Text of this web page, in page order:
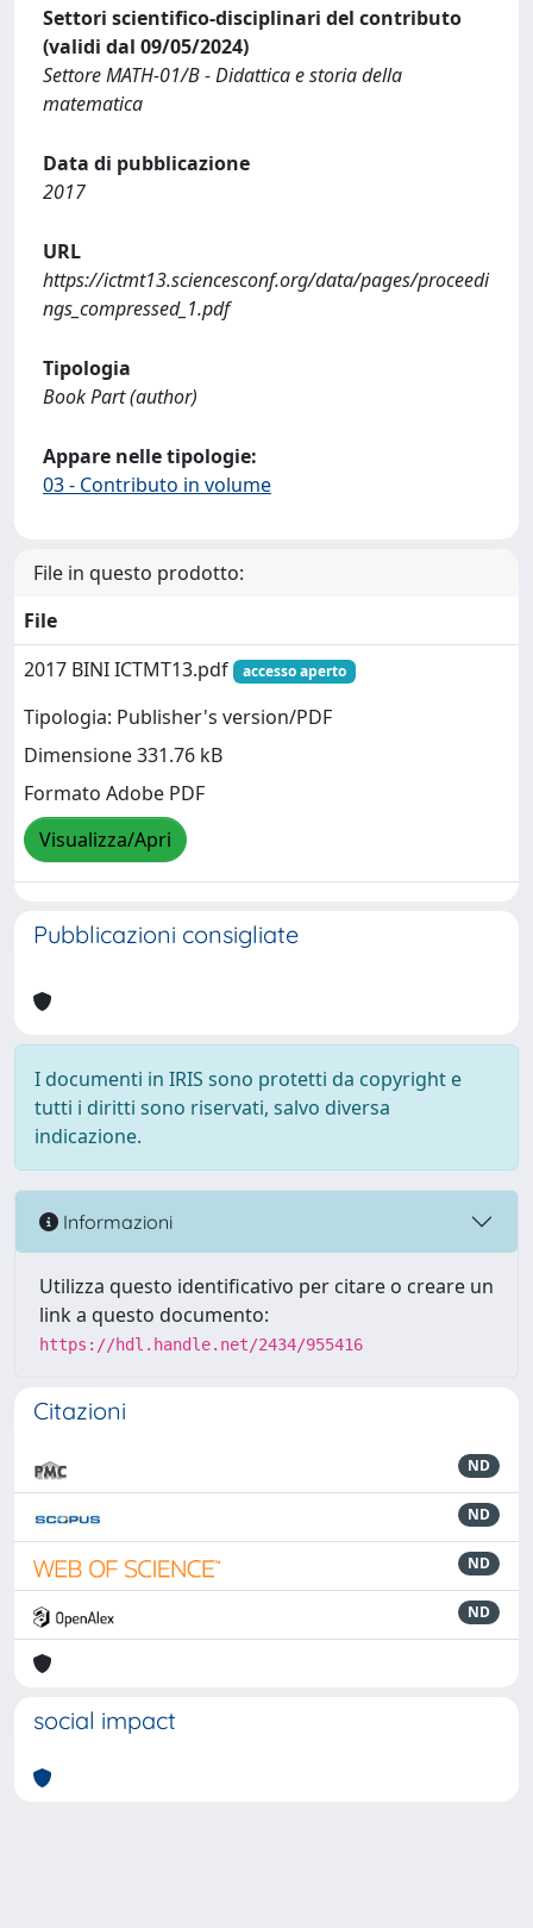
Settori scientifico-disciplinari del contributo
(validi dal 09/05/2024)
Settore MATH-01/B - Didattica e storia della
matematica
Data di pubblicazione
2017
URL
https://ictmt13.sciencesconf.org/data/pages/proceedi
ngs_compressed_1.pdf
Tipologia
Book Part (author)
Appare nelle tipologie:
03 - Contributo in volume
File in questo prodotto:
File
2017 BINI ICTMT13.pdf
accesso aperto
Tipologia: Publisher's version/PDF
Dimensione 331.76 kB
Formato Adobe PDF
Visualizza/Apri
Pubblicazioni consigliate
I documenti in IRIS sono protetti da copyright e
tutti i diritti sono riservati, salvo diversa
indicazione.
Informazioni
Utilizza questo identificativo per citare o creare un
link a questo documento:
https://hdl.handle.net/2434/955416
Citazioni
ND
ND
ND
ND
social impact